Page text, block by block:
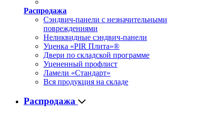
Распродажа
Сэндвич-панели с незначительными
повреждениями
Неликвидные сэндвич-панели
Уценка «PIR Плита»®
Двери по складской программе
Уцененный профлист
Ламели «Стандарт»
Вся продукция на складе
Распродажа